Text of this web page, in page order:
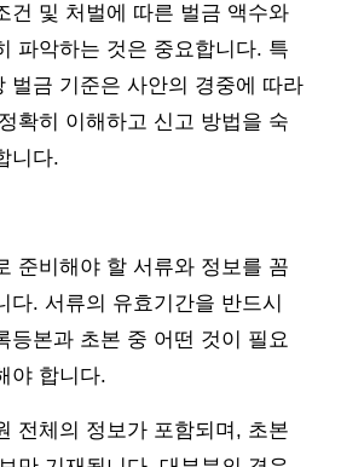
건 및 처벌에 따른 벌금 액수와
파악하는 것은 중요합니다. 특
벌금 기준은 사안의 경중에 따라
확히 이해하고 신고 방법을 숙
니다.
준비해야 할 서류와 정보를 꼼
다. 서류의 유효기간을 반드시
등본과 초본 중 어떤 것이 필요
야 합니다.
전체의 정보가 포함되며, 초본